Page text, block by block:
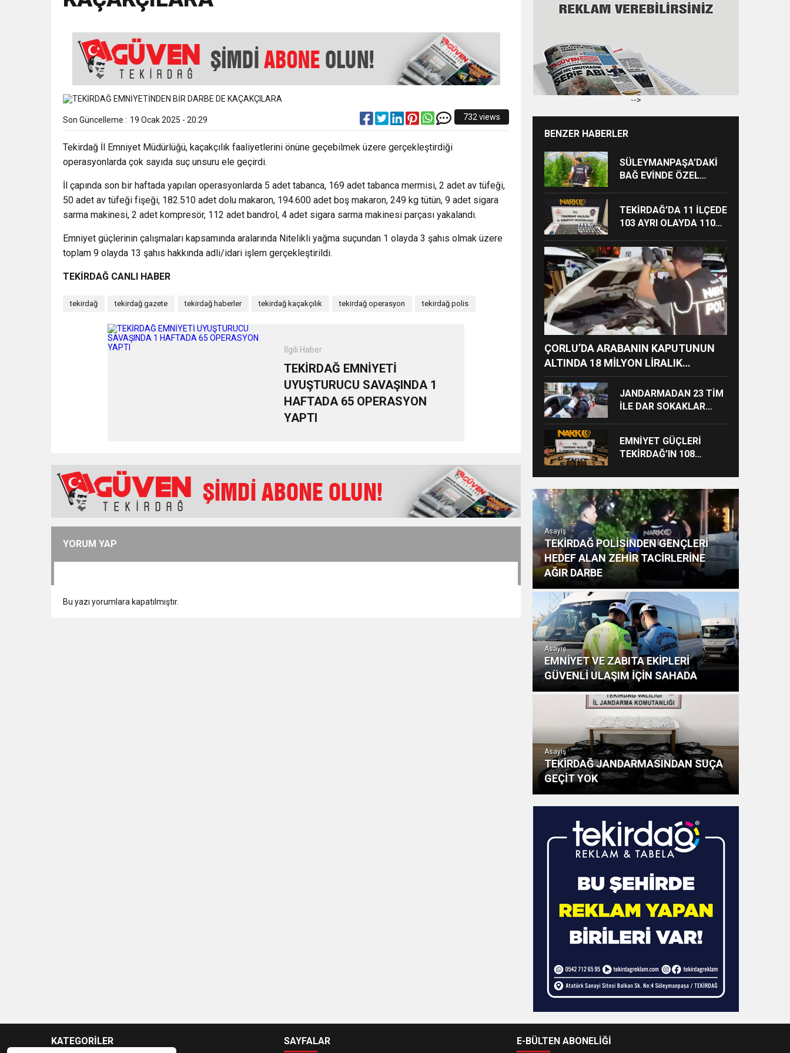
15:35 ÇERKEZKÖY’ÜN CAN DAMARINDA “CANDAN” DEĞİŞİM
12:32
17:43 6. GELENEKSEL KEŞKEK ŞENLİĞİNDE MUHTEŞEM FİNAL
Son Güncelleme : 19 Ocak 2025 - 20:29 732 views
Tekirdağ İl Emniyet Müdürlüğü, kaçakçılık faaliyetlerini önüne geçebilmek üzere gerçekleştirdiği
operasyonlarda çok sayıda suç unsuru ele geçirdi.
İl çapında son bir haftada yapılan operasyonlarda 5 adet tabanca, 169 adet tabanca mermisi, 2 adet av tüfeği,
50 adet av tüfeği fişeği, 182.510 adet dolu makaron, 194.600 adet boş makaron, 249 kg tütün, 9 adet sigara
sarma makinesi, 2 adet kompresör, 112 adet bandrol, 4 adet sigara sarma makinesi parçası yakalandı.
Emniyet güçlerinin çalışmaları kapsamında aralarında Nitelikli yağma suçundan 1 olayda 3 şahıs olmak üzere
toplam 9 olayda 13 şahıs hakkında adli/idari işlem gerçekleştirildi.
TEKİRDAĞ CANLI HABER
tekirdağ tekirdağ gazete tekirdağ haberler tekirdağ kaçakçılık tekirdağ operasyon tekirdağ polis
İlgili Haber
TEKİRDAĞ EMNİYETİ
UYUŞTURUCU SAVAŞINDA 1
HAFTADA 65 OPERASYON
YAPTI
YORUM YAP
Bu yazı yorumlara kapatılmıştır.
-->
BENZER HABERLER
SÜLEYMANPAŞA’DAKİ
BAĞ EVİNDE ÖZEL
OPERASYONU
TEKİRDAĞ’DA 11 İLÇEDE
103 AYRI OLAYDA 110
YAPILDI
ÇORLU’DA ARABANIN KAPUTUNUN
ALTINDA 18 MİLYON LİRALIK
UYUŞTURUCU HAMMADDESİ ELE
GEÇİRİLDİ
JANDARMADAN 23 TİM
İLE DAR SOKAKLAR
EMNİYET GÜÇLERİ
TEKİRDAĞ’IN 108
UYUŞTURUCU
OPERASYONU YAPTI
Asayiş
TEKİRDAĞ POLİSİNDEN GENÇLERİ
HEDEF ALAN ZEHİR TACİRLERİNE
AĞIR DARBE
Asayiş
EMNİYET VE ZABITA EKİPLERİ
GÜVENLİ ULAŞIM İÇİN SAHADA
Asayiş
TEKİRDAĞ JANDARMASINDAN SUÇA
GEÇİT YOK
KATEGORİLER SAYFALAR E-BÜLTEN ABONELİĞİ